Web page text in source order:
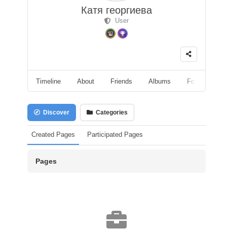
Катя георгиева
User
Timeline About Friends Albums Followers
Discover Categories
Created Pages Participated Pages
Pages